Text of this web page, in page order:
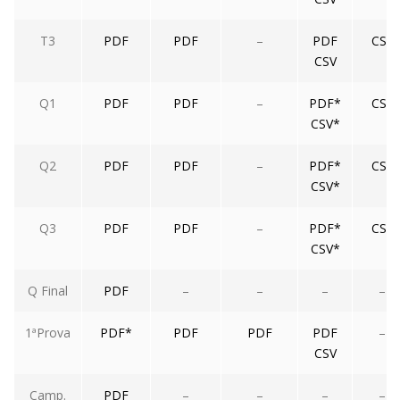
T3 PDF PDF –
PDF
CSV
CSV
Q1 PDF PDF –
PDF*
CSV*
CSV
Q2 PDF PDF –
PDF*
CSV*
CSV
Q3 PDF PDF –
PDF*
CSV*
CSV
Q Final PDF – – – –
1ªProva PDF* PDF PDF
PDF
CSV
–
Camp. PDF – – – –